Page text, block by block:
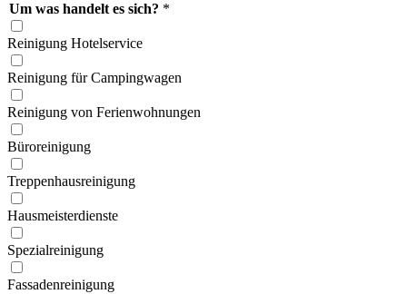
Um was handelt es sich? *
Reinigung Hotelservice
Reinigung für Campingwagen
Reinigung von Ferien­wohnungen
Büroreinigung
Treppen­hausreinigung
Hausmeister­dienste
Spezial­reinigung
Fassaden­reinigung